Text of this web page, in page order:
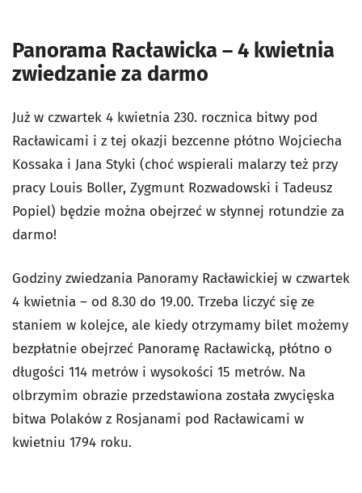
Panorama Racławicka – 4 kwietnia
zwiedzanie za darmo
Już w czwartek 4 kwietnia 230. rocznica bitwy pod
Racławicami i z tej okazji bezcenne płótno Wojciecha
Kossaka i Jana Styki (choć wspierali malarzy też przy
pracy Louis Boller, Zygmunt Rozwadowski i Tadeusz
Popiel) będzie można obejrzeć w słynnej rotundzie za
darmo!
Godziny zwiedzania Panoramy Racławickiej w czwartek
4 kwietnia – od 8.30 do 19.00. Trzeba liczyć się ze
staniem w kolejce, ale kiedy otrzymamy bilet możemy
bezpłatnie obejrzeć Panoramę Racławicką, płótno o
długości 114 metrów i wysokości 15 metrów. Na
olbrzymim obrazie przedstawiona została zwycięska
bitwa Polaków z Rosjanami pod Racławicami w
kwietniu 1794 roku.